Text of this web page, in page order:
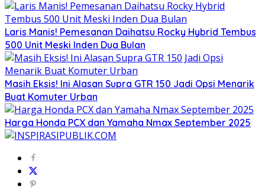
Laris Manis! Pemesanan Daihatsu Rocky Hybrid Tembus
500 Unit Meski Inden Dua Bulan
Masih Eksis! Ini Alasan Supra GTR 150 Jadi Opsi Menarik
Buat Komuter Urban
Harga Honda PCX dan Yamaha Nmax September 2025